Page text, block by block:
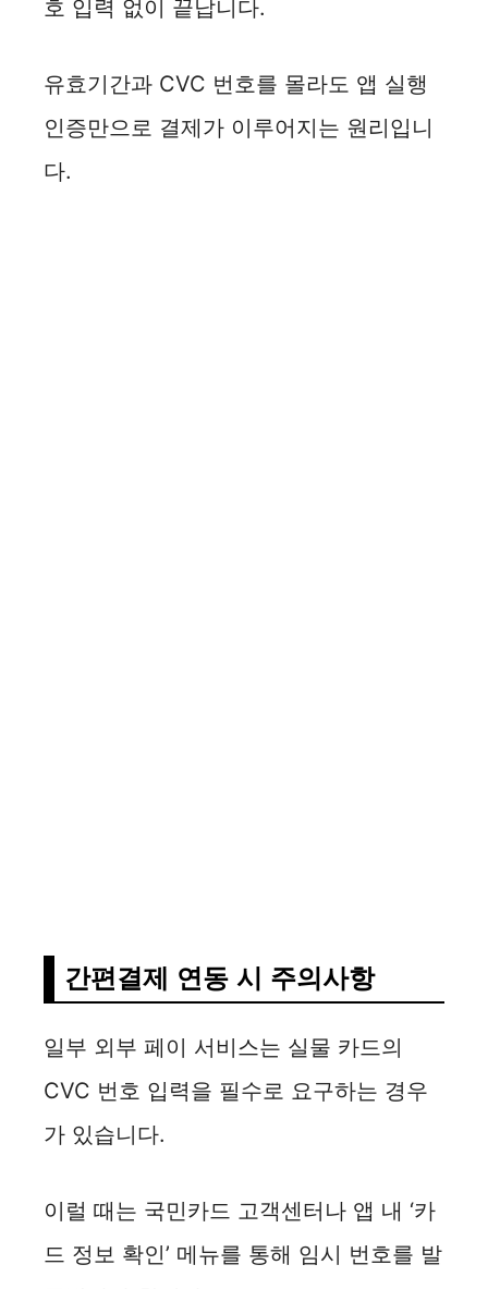
호 입력 없이 끝납니다.
유효기간과 CVC 번호를 몰라도 앱 실행
인증만으로 결제가 이루어지는 원리입니
다.
간편결제 연동 시 주의사항
일부 외부 페이 서비스는 실물 카드의
CVC 번호 입력을 필수로 요구하는 경우
가 있습니다.
이럴 때는 국민카드 고객센터나 앱 내 ‘카
드 정보 확인’ 메뉴를 통해 임시 번호를 발